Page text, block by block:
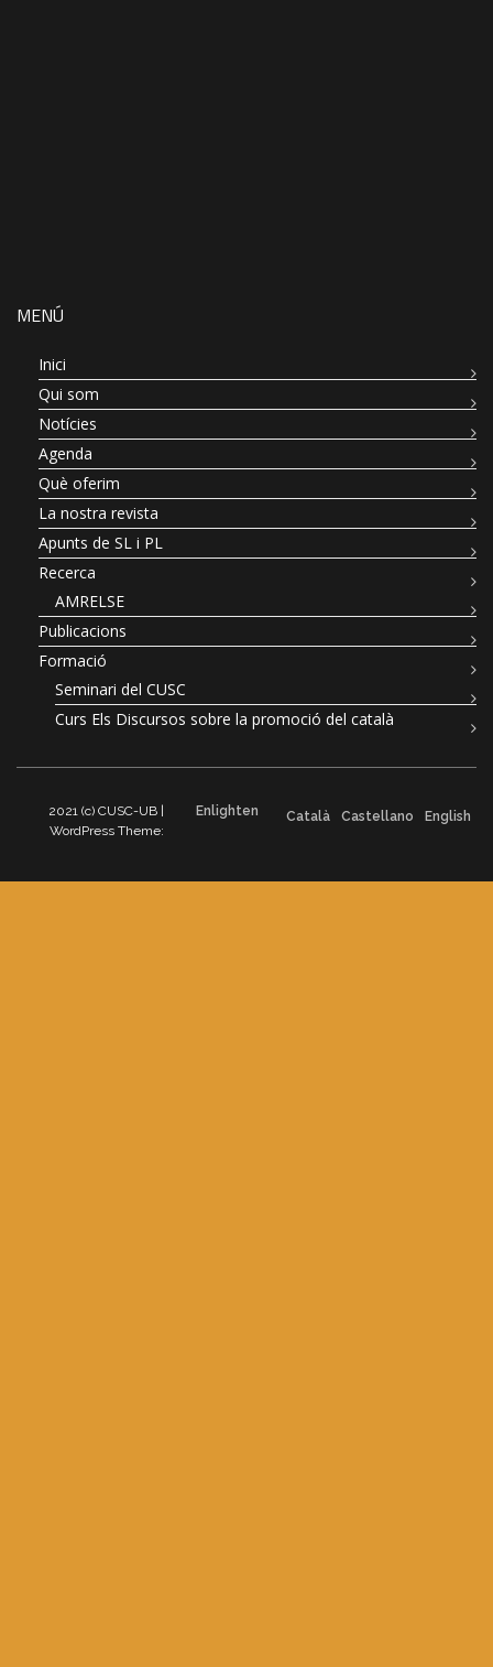
MENÚ
Inici
Qui som
Notícies
Agenda
Què oferim
La nostra revista
Apunts de SL i PL
Recerca
AMRELSE
Publicacions
Formació
Seminari del CUSC
Curs Els Discursos sobre la promoció del català
2021 (c) CUSC-UB |
WordPress Theme:
Enlighten Català Castellano English